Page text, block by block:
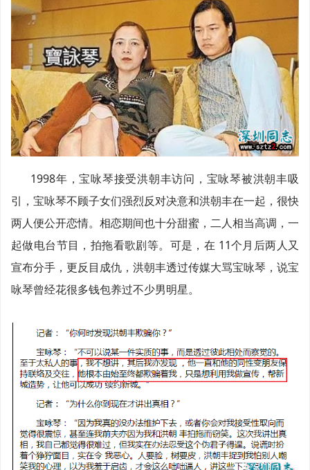
1998年，宝咏琴接受洪朝丰访问，宝咏琴被洪朝丰吸
引，宝咏琴不顾子女们强烈反对决意和洪朝丰在一起，很快
两人便公开恋情。相恋期间也十分甜蜜，二人相当高调，一
起做电台节目，拍拖看歌剧等。可是，在 11个月后两人又
宣布分手，更反目成仇，洪朝丰透过传媒大骂宝咏琴，说宝
咏琴曾经花很多钱包养过不少男明星。